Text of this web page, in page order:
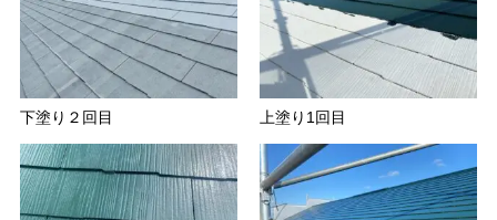
下塗り２回目 上塗り1回目